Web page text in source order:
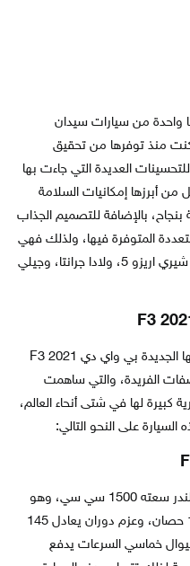
بأنها واحدة من سيارات سيدان
منذ توفرها من تحقيق
العديدة التي جاءت بها
من أبرزها إمكانيات السلامة
بنجاح، بالإضافة للتصميم الجذاب
المتوفرة فيها، ولذلك فهي
تعد منافساً قوياً لعدة موديلات، مثل: شيري اريزو 5، ولادا جرانتا، وجيلي
كعادتها زودت شركة بي واي دي سيارتها الجديدة بي واي دي F3 2021
الفريدة، والتي ساهمت
لها في شتى أنحاء العالم،
على النحو التالي:
زودت هذه السيارة بمحرك مكون 4 سلندر سعته 1500 سي سي، وهو
قادر على توليد قوة حصانية تعادل 108 حصان، وعزم دوران يعادل 145
خماسي السرعات يدفع